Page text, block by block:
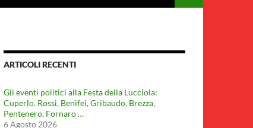
ARTICOLI RECENTI
Gli eventi politici alla Festa della Lucciola:
Cuperlo. Rossi, Benifei, Gribaudo, Brezza,
Pentenero, Fornaro …
6 Agosto 2026